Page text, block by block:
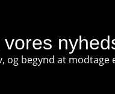
og begynd at modtage